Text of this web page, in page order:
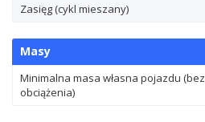
Zasięg (cykl mieszany)
Masy
Minimalna masa własna pojazdu (bez
obciążenia)